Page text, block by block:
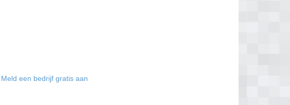
Meld een bedrijf gratis aan